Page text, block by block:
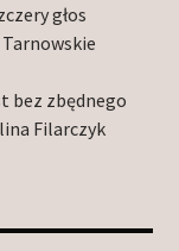
głos
bez zbędnego
Filarczyk